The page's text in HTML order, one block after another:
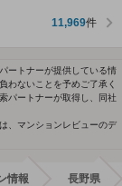
11,969件
ートナーが提供している情
わないことを予めご了承く
パートナーが取得し、同社
、マンションレビューのデ
情報 長野県